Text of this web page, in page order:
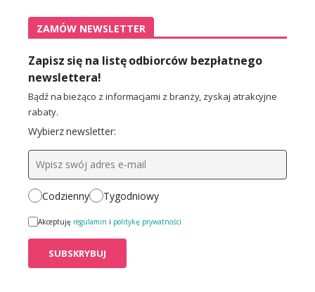
ZAMÓW NEWSLETTER
Zapisz się na listę odbiorców bezpłatnego
newslettera!
Bądź na bieżąco z informacjami z branży, zyskaj atrakcyjne
rabaty.
Wybierz newsletter:
Codzienny Tygodniowy
Akceptuję regulamin i politykę prywatności